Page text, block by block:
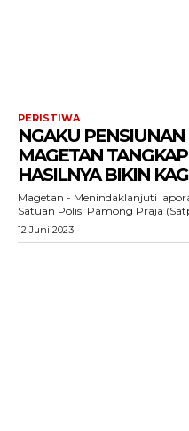
PERISTIWA
NGAKU PENSIUNAN
MAGETAN
HASILNYA BIKIN
Magetan - Menindaklanjuti
Satuan Polisi Pamong Praja
12 Juni 2023